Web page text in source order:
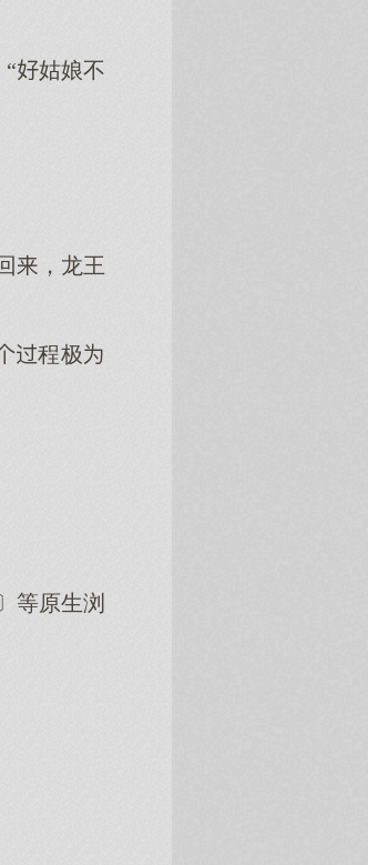
姑娘不
，龙王
程极
等原生浏